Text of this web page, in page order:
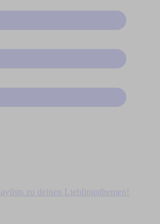
zu deinen Lieblingsthemen!